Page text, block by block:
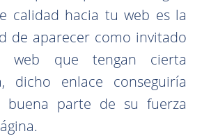
calidad hacia tu web es la
de aparecer como invitado
web que tengan cierta
dicho enlace conseguiría
buena parte de su fuerza